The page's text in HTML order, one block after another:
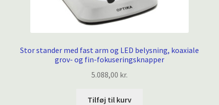
Stor stander med fast arm og LED belysning, koaxiale
grov- og fin-fokuseringsknapper
5.088,00 kr.
Tilføj til kurv